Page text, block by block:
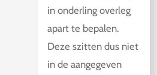
in onderling overleg
apart te bepalen.
Deze szitten dus niet
in de aangegeven